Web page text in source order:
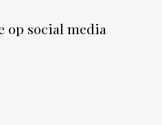
op social media